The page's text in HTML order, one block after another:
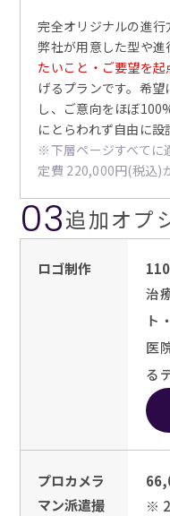
完全オリジナルの進行
弊社が用意した型や
たいこと・ご要望を起
げるプランです。希
し、ご意向をほぼ
にとらわれず自由に設
※下層ページすべてに
定費 220,000円(税込)
03追加オプ
ロゴ制作
治
ト
医
る
プロカメラ
マン派遣撮
※ 2